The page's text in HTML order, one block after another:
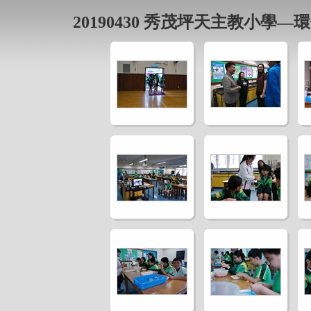
20190430 秀茂坪天主教小學—